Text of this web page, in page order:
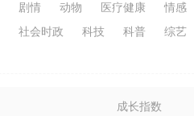
剧情 动物 医疗健康 情感
社会时政 科技 科普 综艺
成长指数